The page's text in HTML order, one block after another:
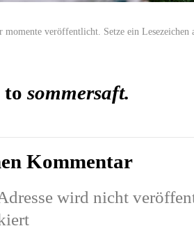
momente veröffentlicht. Setze ein Lesezeichen
to sommersaft.
Kommentar
wird nicht